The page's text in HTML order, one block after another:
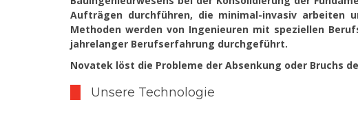
Aufträgen durchführen, die minimal-invasiv arbeiten
Methoden werden von Ingenieuren mit speziellen
jahrelanger Berufserfahrung durchgeführt.
Novatek löst die Probleme der Absenkung oder Bruchs
Unsere Technologie